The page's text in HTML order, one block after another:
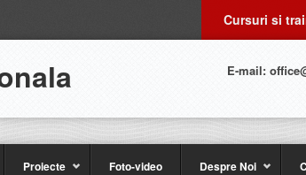
Cursuri si
E-mail:
Proiecte Foto-video Despre Noi